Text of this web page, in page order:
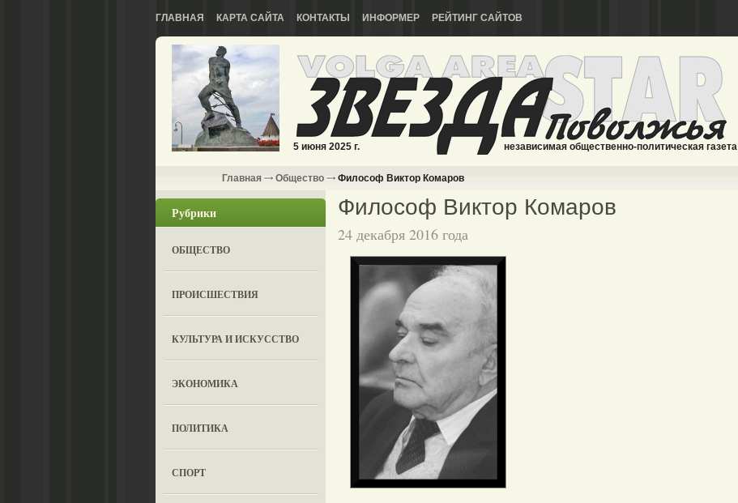
ГЛАВНАЯ КАРТА САЙТА КОНТАКТЫ ИНФОРМЕР РЕЙТИНГ САЙТОВ
5 июня 2025 г. независимая общественно-политическая газета
Главная Общество Философ Виктор Комаров
Рубрики
ОБЩЕСТВО
ПРОИСШЕСТВИЯ
КУЛЬТУРА И ИСКУССТВО
ЭКОНОМИКА
ПОЛИТИКА
СПОРТ
Философ Виктор Комаров
24 декабря 2016 года